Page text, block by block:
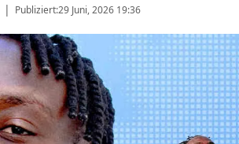
| Publiziert:29 Juni, 2026 19:36